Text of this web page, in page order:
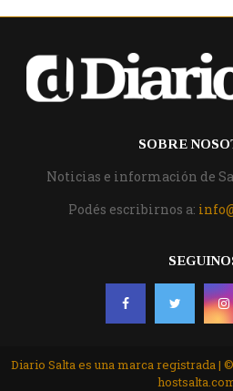
SOBRE
Noticias e información de
Podés escribirnos a:
Diario Salta es una marca registrada |